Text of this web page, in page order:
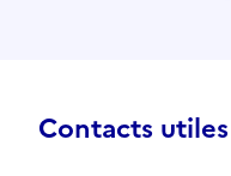
Contacts utiles